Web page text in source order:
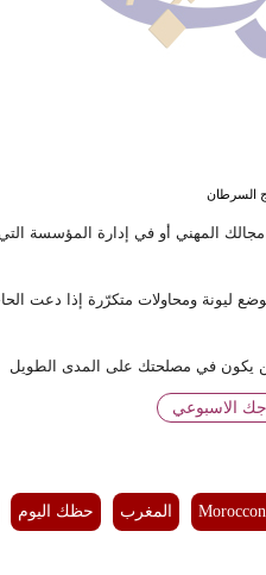
السرطان
المهني أو في إدارة المؤسسة التي
ليونة ومحاولات متكرّرة إذا دعت
لن يكون في مصلحتك على المدى الطويل
الاسبوعي
المغرب حظك اليوم